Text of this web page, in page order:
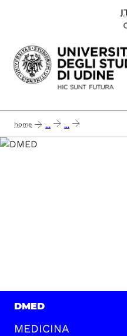
Passa al
home ... ...
report efficacia esterna del corso
DMED
MEDICINA